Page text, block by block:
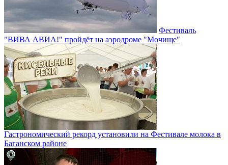
Фестиваль
"ВИВА АВИА!" пройдёт на аэродроме "Мочище"
Гастрономический рекорд установили на Фестивале молока в
Баганском районе